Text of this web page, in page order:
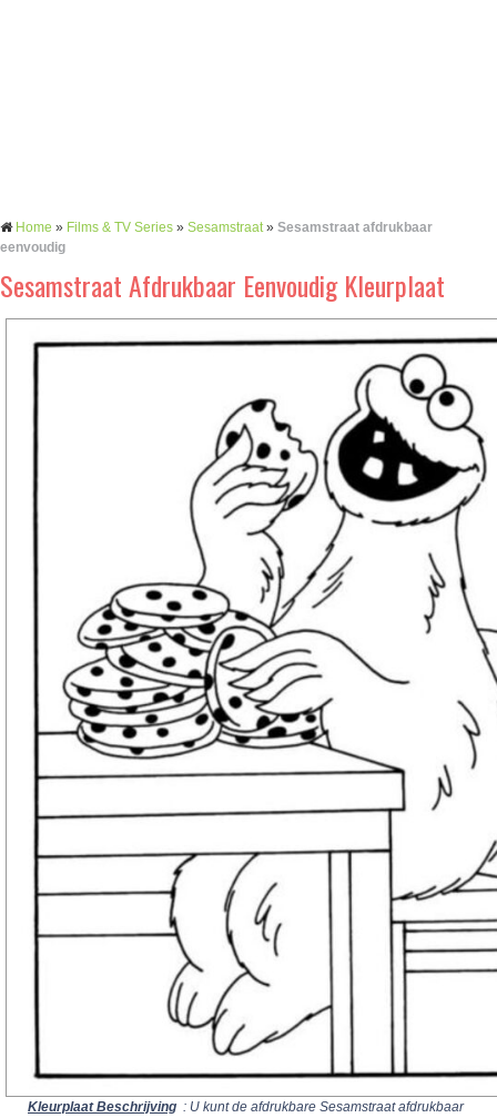
Home » Films & TV Series » Sesamstraat» Sesamstraat afdrukbaar
eenvoudig
Sesamstraat Afdrukbaar Eenvoudig Kleurplaat
Kleurplaat Beschrijving : U kunt de afdrukbare Sesamstraat afdrukbaar